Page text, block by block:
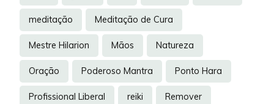
meditação Meditação de Cura
Mestre Hilarion Mãos Natureza
Oração Poderoso Mantra Ponto Hara
Profissional Liberal reiki Remover